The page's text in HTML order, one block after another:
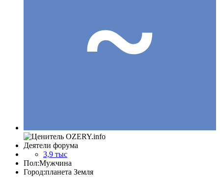
Деятели форума
3,9 тыс
Пол:Мужчина
Город:планета Земля